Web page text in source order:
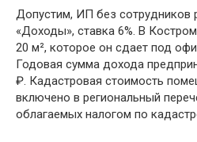
Допустим, ИП без сотрудников
«Доходы», ставка 6%. В
20 м², которое он сдает под
Годовая сумма дохода
₽. Кадастровая стоимость
включено в региональный
облагаемых налогом по